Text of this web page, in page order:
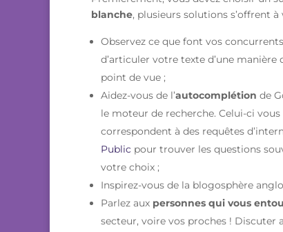
blanche, plusieurs solutions s’offrent à
Observez ce que font vos
d’articuler votre texte d’une
point de vue ;
Aidez-vous de l’autocomplétion de
le moteur de recherche. Celui-ci
correspondent à des requêtes
Public pour trouver les questions
votre choix ;
Inspirez-vous de la blogosphère
Parlez aux personnes qui vous
secteur, voire vos proches ! Discuter